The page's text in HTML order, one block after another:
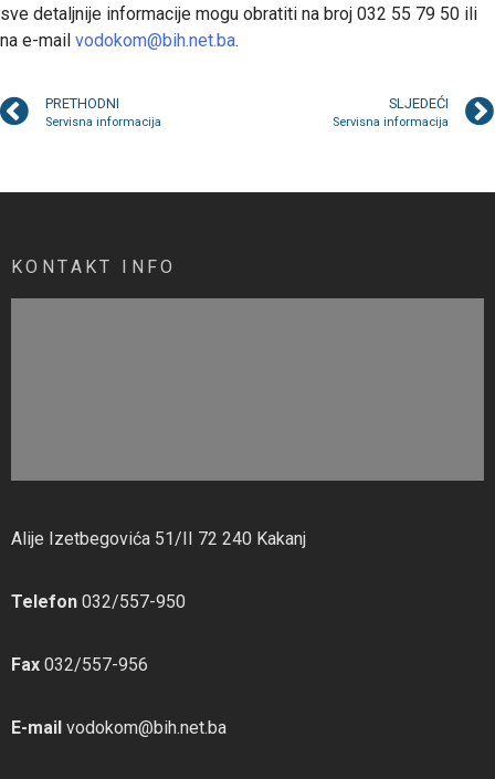
sve detaljnije informacije mogu obratiti na broj 032 55 79 50 ili
na e-mail vodokom@bih.net.ba.
PRETHODNI
Servisna informacija
SLJEDEĆI
Servisna informacija
KONTAKT INFO
Alije Izetbegovića 51/II 72 240 Kakanj
Telefon 032/557-950
Fax 032/557-956
E-mail vodokom@bih.net.ba